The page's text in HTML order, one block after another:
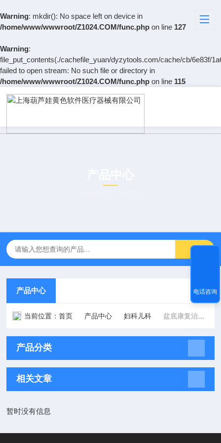
Warning: mkdir(): No space left on device in
/home/www/wwwroot/Z1024.COM/func.php on line 127
Warning:
file_put_contents(./cachefile_yuan/dyzytools.com/cache/cb/6e83f/
failed to open stream: No such file or directory in
/home/www/wwwroot/Z1024.COM/func.php on line 115
产品中心
当前位置：首页 产品中心 妇科儿科 盆底康复治疗仪
产品分类
相关文章
暂时没有信息
电话咨询